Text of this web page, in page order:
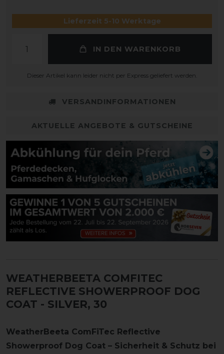
Lieferzeit 5-10 Werktage
IN DEN WARENKORB
Dieser Artikel kann leider nicht per Express geliefert werden.
VERSANDINFORMATIONEN
AKTUELLE ANGEBOTE & GUTSCHEINE
WEATHERBEETA COMFITEC
REFLECTIVE SHOWERPROOF DOG
COAT - SILVER, 30
WeatherBeeta ComFiTec Reflective
Showerproof Dog Coat – Sicherheit & Schutz bei